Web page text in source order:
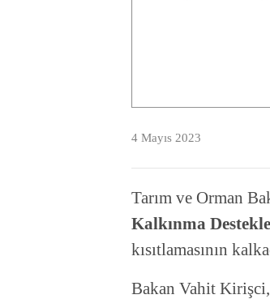
4 Mayıs 2023
Tarım ve Orman
Kalkınma
kısıtlamasının
Bakan Vahit